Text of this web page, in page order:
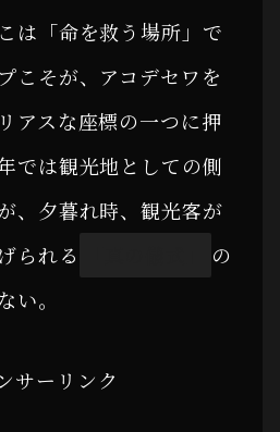
は「命を救う場所」で
こそが、アコデセワを
アスな座標の一つに押
では観光地としての側
、夕暮れ時、観光客が
られる
の
い。
サーリンク